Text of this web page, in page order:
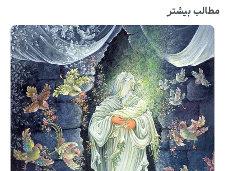
مطالب بیشتر